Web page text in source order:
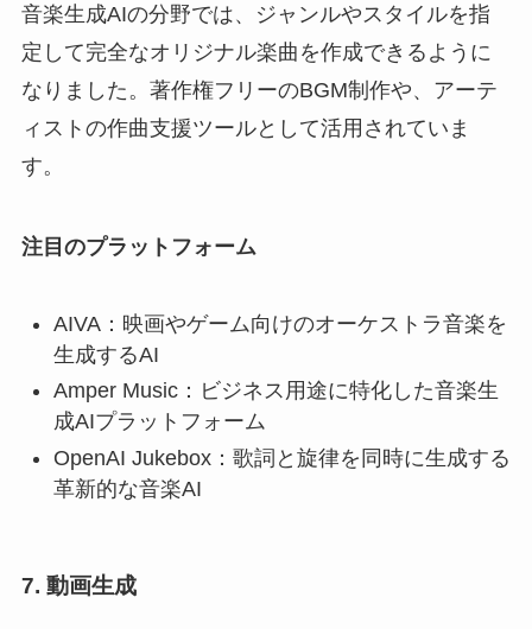
音楽生成AIの分野では、ジャンルやスタイルを指
定して完全なオリジナル楽曲を作成できるように
なりました。著作権フリーのBGM制作や、アーテ
ィストの作曲支援ツールとして活用されていま
す。
注目のプラットフォーム
AIVA：映画やゲーム向けのオーケストラ音楽を
生成するAI
Amper Music：ビジネス用途に特化した音楽生
成AIプラットフォーム
OpenAI Jukebox：歌詞と旋律を同時に生成する
革新的な音楽AI
7. 動画生成